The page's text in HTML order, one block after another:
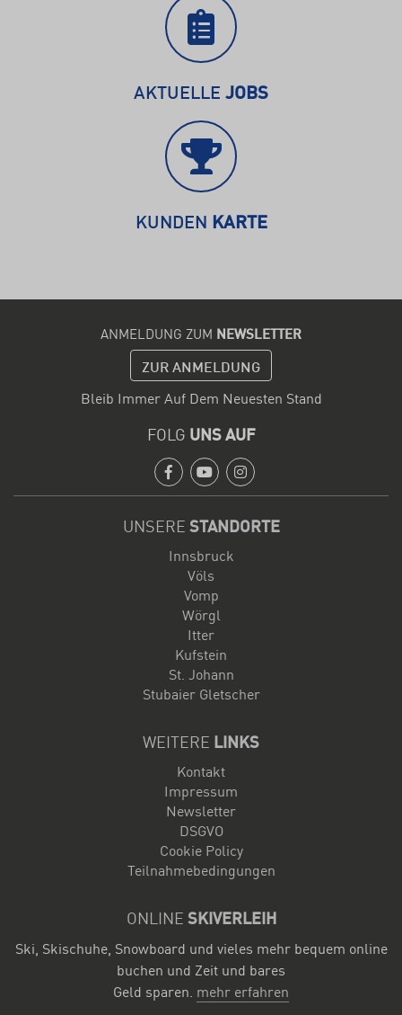
AKTUELLE JOBS
KUNDEN KARTE
ANMELDUNG ZUM NEWSLETTER
ZUR ANMELDUNG
Bleib Immer Auf Dem Neuesten Stand
FOLG UNS AUF
FacebookYoutubeInstagram
UNSERESTANDORTE
Innsbruck
Völs
Vomp
Wörgl
Itter
Kufstein
St. Johann
Stubaier Gletscher
WEITERE LINKS
Kontakt
Impressum
Newsletter
DSGVO
Cookie Policy
Teilnahmebedingungen
ONLINESKIVERLEIH
Ski, Skischuhe, Snowboard und vieles mehr bequem online
buchen und Zeit und bares
Geld sparen. mehr erfahren